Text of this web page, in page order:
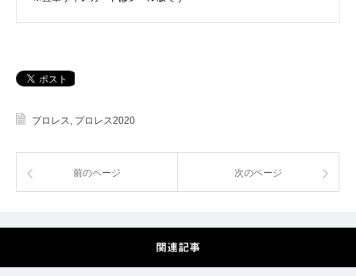
プロレス, プロレス2020
前のページ 次のページ
関連記事